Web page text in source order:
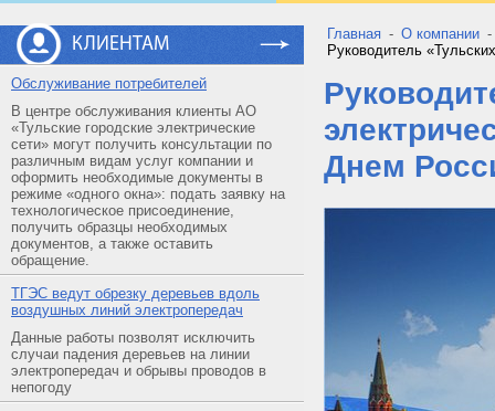
КЛИЕНТАМ
Обслуживание потребителей
В центре обслуживания клиенты АО
«Тульские городские электрические
сети» могут получить консультации по
различным видам услуг компании и
оформить необходимые документы в
режиме «одного окна»: подать заявку на
технологическое присоединение,
получить образцы необходимых
документов, а также оставить
обращение.
ТГЭС ведут обрезку деревьев вдоль
воздушных линий электропередач
Данные работы позволят исключить
случаи падения деревьев на линии
электропередач и обрывы проводов в
непогоду
Главная - О компании -
Руководитель
Днем